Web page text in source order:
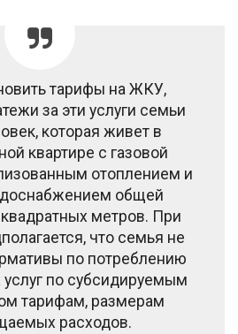
тарифы на ЖКУ,
за эти услуги семьи
которая живет в
квартире с газовой
отоплением и
общей
метров. При
что семья не
по потреблению
по субсидируемым
тарифам, размерам
расходов.